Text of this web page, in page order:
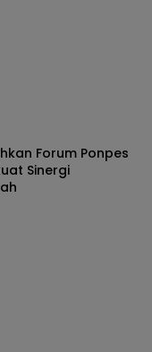
Forum Ponpes
Sinergi